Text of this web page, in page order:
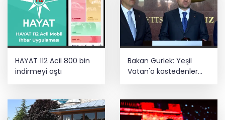
HAYAT 112 Acil 800 bin
indirmeyi aştı
Bakan Gürlek: Yeşil
Vatan'a kastedenler
hukuk önünde hesap